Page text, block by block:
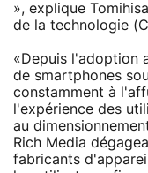
», explique
de la technologie
«Depuis l'adoption
de smartphones
constamment à
l'expérience des
au
Rich Media
fabricants